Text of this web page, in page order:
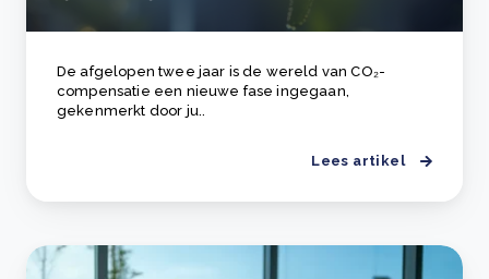
De afgelopen twee jaar is de wereld van CO₂-
compensatie een nieuwe fase ingegaan,
gekenmerkt door ju..
Lees artikel